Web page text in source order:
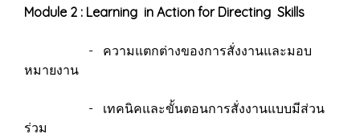
Module 2 : Learning in Action for Directing Skills
- ความแตกต่างของการสั่งงานและมอบ
หมายงาน
- เทคนิคและขั้นตอนการสั่งงานแบบมีส่วน
ร่วม